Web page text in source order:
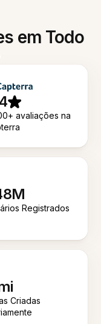
em Todo
avaliações na
Registrados
Criadas